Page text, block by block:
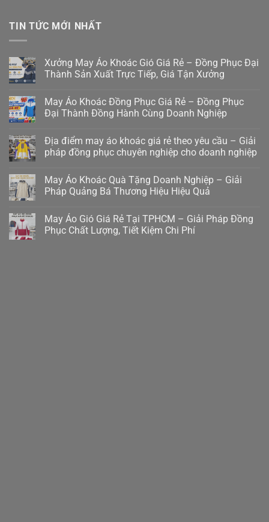
TIN TỨC MỚI NHẤT
Xưởng May Áo Khoác Gió Giá Rẻ – Đồng Phục Đại
Thành Sản Xuất Trực Tiếp, Giá Tận Xưởng
May Áo Khoác Đồng Phục Giá Rẻ – Đồng Phục
Đại Thành Đồng Hành Cùng Doanh Nghiệp
Địa điểm may áo khoác giá rẻ theo yêu cầu – Giải
pháp đồng phục chuyên nghiệp cho doanh nghiệp
May Áo Khoác Quà Tặng Doanh Nghiệp – Giải
Pháp Quảng Bá Thương Hiệu Hiệu Quả
May Áo Gió Giá Rẻ Tại TPHCM – Giải Pháp Đồng
Phục Chất Lượng, Tiết Kiệm Chi Phí